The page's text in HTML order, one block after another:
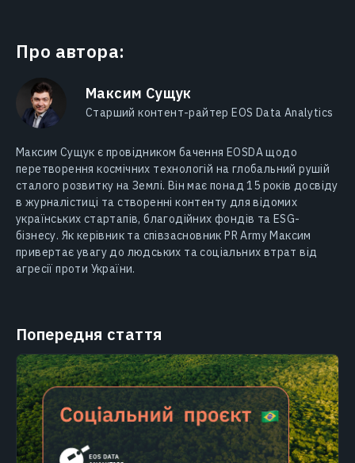
Про автора:
Максим Сущук
Старший контент-райтер EOS Data Analytics
Максим Сущук є провідником бачення EOSDA щодо
перетворення космічних технологій на глобальний рушій
сталого розвитку на Землі. Він має понад 15 років досвіду
в журналістиці та створенні контенту для відомих
українських стартапів, благодійних фондів та ESG-
бізнесу. Як керівник та співзасновник PR Army Максим
привертає увагу до людських та соціальних втрат від
агресії проти України.
Попередня стаття